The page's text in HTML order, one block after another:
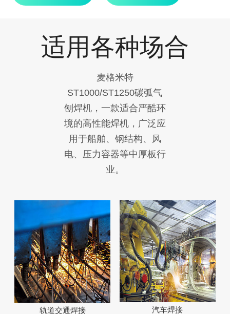
适用各种场合
麦格米特
ST1000/ST1250碳弧气
刨焊机，一款适合严酷环
境的高性能焊机，广泛应
用于船舶、钢结构、风
电、压力容器等中厚板行
业。
轨道交通焊接 汽车焊接